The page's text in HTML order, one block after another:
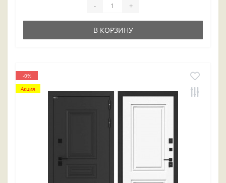
- +
В КОРЗИНУ
-0%
Акция